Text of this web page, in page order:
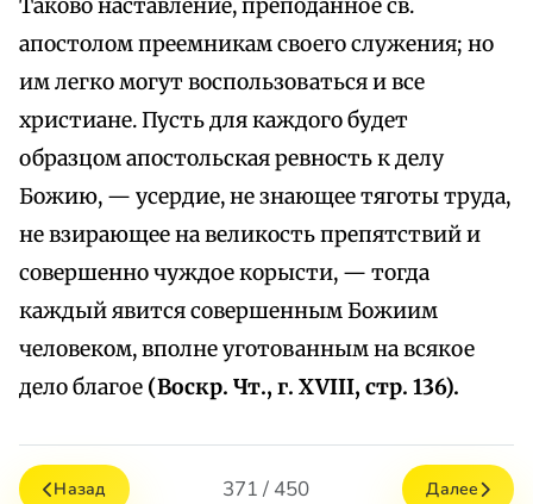
Таково наставление, преподанное св.
апостолом преемникам своего служения; но
им легко могут воспользоваться и все
христиане. Пусть для каждого будет
образцом апостольская ревность к делу
Божию, — усердие, не знающее тяготы труда,
не взирающее на великость препятствий и
совершенно чуждое корысти, — тогда
каждый явится совершенным Божиим
человеком, вполне уготованным на всякое
дело благое (Воскр. Чт., г. XVIII, стр. 136).
Назад 371 / 450 Далее